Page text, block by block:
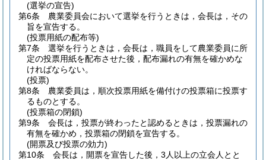
(選挙の宣告)
第6条
農業委員会において選挙を行うときは，会長は，その
旨を宣告する。
(投票用紙の配布等)
第7条
選挙を行うときは，会長は，職員をして農業委員に所
定の投票用紙を配布させた後，配布漏れの有無を確かめな
ければならない。
(投票)
第8条
農業委員は，順次投票用紙を備付けの投票箱に投票す
るものとする。
(投票箱の閉鎖)
第9条
会長は，投票が終わったと認めるときは，投票漏れの
有無を確かめ，投票箱の閉鎖を宣告する。
(開票及び投票の効力)
第10条
会長は，開票を宣告した後，3人以上の立会人とと